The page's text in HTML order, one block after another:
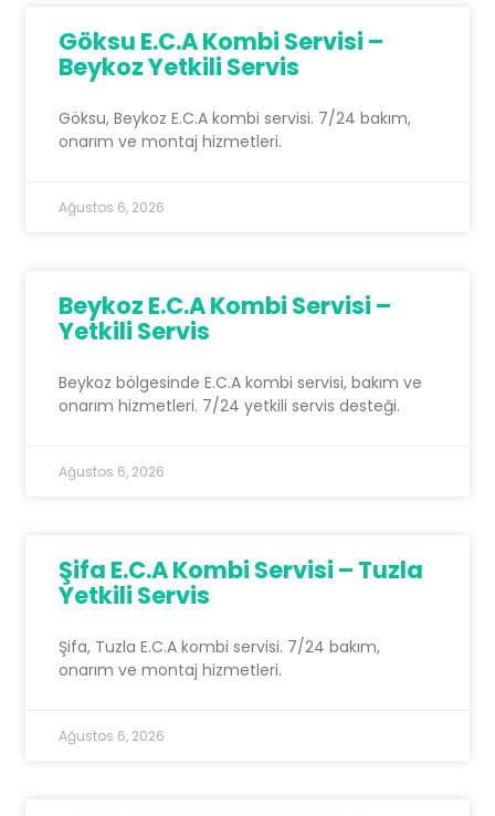
Göksu E.C.A Kombi Servisi –
Beykoz Yetkili Servis
Göksu, Beykoz E.C.A kombi servisi. 7/24 bakım,
onarım ve montaj hizmetleri.
Ağustos 6, 2026
Beykoz E.C.A Kombi Servisi –
Yetkili Servis
Beykoz bölgesinde E.C.A kombi servisi, bakım ve
onarım hizmetleri. 7/24 yetkili servis desteği.
Ağustos 6, 2026
Şifa E.C.A Kombi Servisi – Tuzla
Yetkili Servis
Şifa, Tuzla E.C.A kombi servisi. 7/24 bakım,
onarım ve montaj hizmetleri.
Ağustos 6, 2026